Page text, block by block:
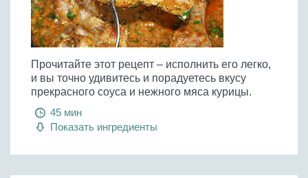
Прочитайте этот рецепт – исполнить его легко,
и вы точно удивитесь и порадуетесь вкусу
прекрасного соуса и нежного мяса курицы.
45 мин
Показать ингредиенты